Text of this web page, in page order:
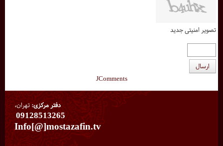
تصویر امنیتی جدید
ارسال
JComments
دفتر مرکزی:تهران،
09128513265
Info[@]mostazafin.tv